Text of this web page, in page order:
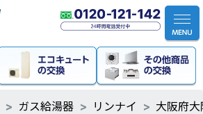
ガス給湯器 リンナイ 大阪府